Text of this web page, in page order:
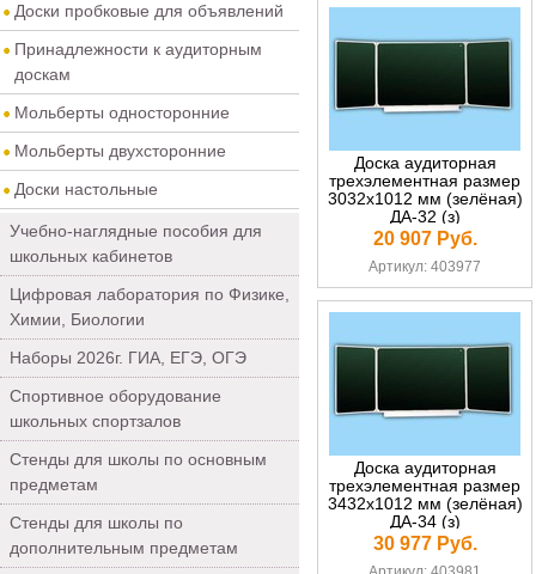
Доски пробковые для объявлений
Принадлежности к аудиторным
доскам
Мольберты односторонние
Мольберты двухсторонние
Доски настольные
Учебно-наглядные пособия для
школьных кабинетов
Цифровая лаборатория по Физике,
Химии, Биологии
Наборы 2026г. ГИА, ЕГЭ, ОГЭ
Спортивное оборудование
школьных спортзалов
Стенды для школы по основным
предметам
Стенды для школы по
дополнительным предметам
Доска аудиторная
трехэлементная размер
3032х1012 мм (зелёная)
ДА-32 (з)
20 907 Руб.
Артикул: 403977
Доска аудиторная
трехэлементная размер
3432х1012 мм (зелёная)
ДА-34 (з)
30 977 Руб.